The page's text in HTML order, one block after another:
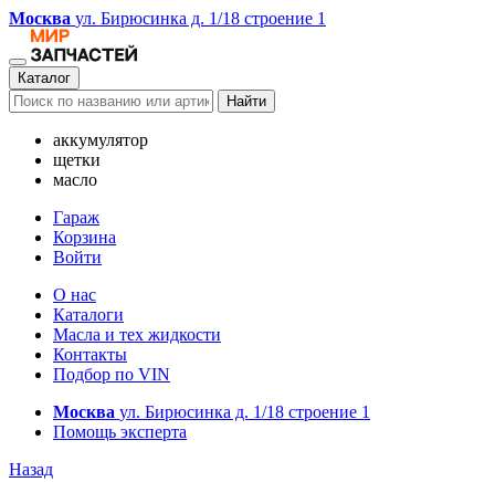
Москва ул. Бирюсинка д. 1/18 строение 1
Каталог
Найти
аккумулятор
щетки
масло
Гараж
Корзина
Войти
О нас
Каталоги
Масла и тех жидкости
Контакты
Подбор по VIN
Москва ул. Бирюсинка д. 1/18 строение 1
Помощь эксперта
Назад